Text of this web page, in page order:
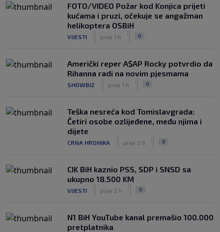
FOTO/VIDEO Požar kod Konjica prijeti
kućama i pruzi, očekuje se angažman
helikoptera OSBiH
VIJESTI prije 1 h 0
Američki reper A$AP Rocky potvrdio da
Rihanna radi na novim pjesmama
SHOWBIZ prije 1 h 0
Teška nesreća kod Tomislavgrada:
Četiri osobe ozlijeđene, među njima i
dijete
CRNA HRONIKA prije 2 h 0
CIK BiH kaznio PSS, SDP i SNSD sa
ukupno 18.500 KM
VIJESTI prije 2 h 0
N1 BiH YouTube kanal premašio 100.000
pretplatnika